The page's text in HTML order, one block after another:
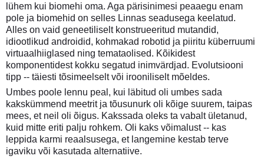
lühem kui biomehi oma. Aga pärisinimesi peaaegu enam
pole ja biomehid on selles Linnas seadusega keelatud.
Alles on vaid geneetiliselt konstrueeritud mutandid,
idiootlikud androidid, kohmakad robotid ja piiritu küberruumi
virtuaalhiiglased ning temataolised. Kõikidest
komponentidest kokku segatud inimvärdjad. Evolutsiooni
tipp -- täiesti tõsimeelselt või irooniliselt mõeldes.
Umbes poole lennu peal, kui läbitud oli umbes sada
kakskümmend meetrit ja tõusunurk oli kõige suurem, taipas
mees, et neil oli õigus. Kakssada oleks ta vabalt ületanud,
kuid mitte eriti palju rohkem. Oli kaks võimalust -- kas
leppida karmi reaalsusega, et langemine kestab terve
igaviku või kasutada alternatiive.